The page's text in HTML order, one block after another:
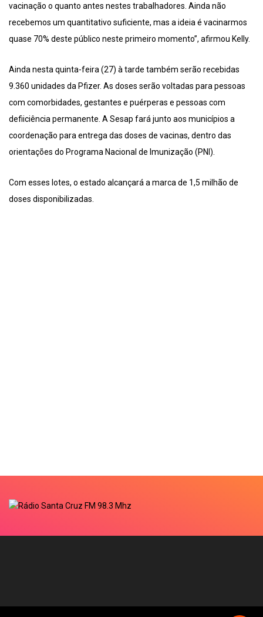
vacinação o quanto antes nestes trabalhadores. Ainda não
recebemos um quantitativo suficiente, mas a ideia é vacinarmos
quase 70% deste público neste primeiro momento”, afirmou Kelly.
Ainda nesta quinta-feira (27) à tarde também serão recebidas
9.360 unidades da Pfizer. As doses serão voltadas para pessoas
com comorbidades, gestantes e puérperas e pessoas com
defiiciência permanente. A Sesap fará junto aos municípios a
coordenação para entrega das doses de vacinas, dentro das
orientações do Programa Nacional de Imunização (PNI).
Com esses lotes, o estado alcançará a marca de 1,5 milhão de
doses disponibilizadas.